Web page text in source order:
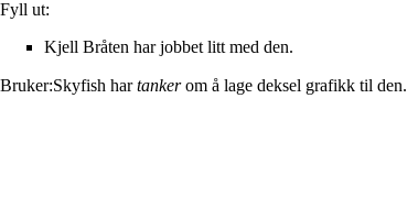
Fyll ut:
Kjell Bråten har jobbet litt med den.
Bruker:Skyfish hartankerom å lage deksel grafikk til den.